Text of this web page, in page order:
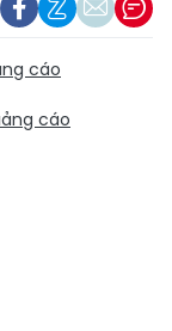
cáo
cáo